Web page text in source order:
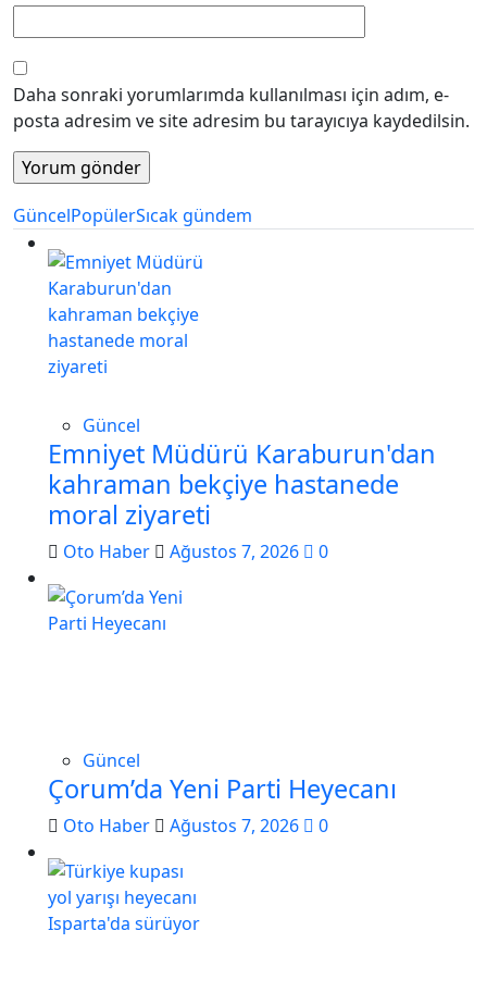
Daha sonraki yorumlarımda kullanılması için adım, e-
posta adresim ve site adresim bu tarayıcıya kaydedilsin.
GüncelPopülerSıcak gündem
Güncel
Emniyet Müdürü Karaburun'dan
kahraman bekçiye hastanede
moral ziyareti
Oto Haber Ağustos 7, 2026 0
Güncel
Çorum’da Yeni Parti Heyecanı
Oto Haber Ağustos 7, 2026 0